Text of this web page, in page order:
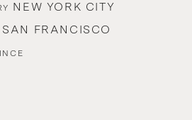
NEW YORK CITY
SAN FRANCISCO